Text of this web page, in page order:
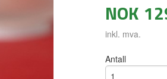
NOK
inkl. mva.
Antall